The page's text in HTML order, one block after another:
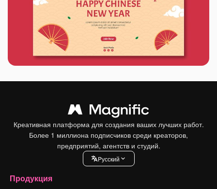
Креативная платформа для создания ваших лучших работ.
Более 1 миллиона подписчиков среди креаторов,
предприятий, агентств и студий.
Pусский
Продукция